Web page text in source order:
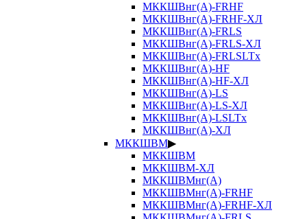
МККШВнг(А)-FRHF
МККШВнг(А)-FRHF-ХЛ
МККШВнг(А)-FRLS
МККШВнг(А)-FRLS-ХЛ
МККШВнг(А)-FRLSLTx
МККШВнг(А)-HF
МККШВнг(А)-HF-ХЛ
МККШВнг(А)-LS
МККШВнг(А)-LS-ХЛ
МККШВнг(А)-LSLTx
МККШВнг(А)-ХЛ
МККШВМ▶
МККШВМ
МККШВМ-ХЛ
МККШВМнг(А)
МККШВМнг(А)-FRHF
МККШВМнг(А)-FRHF-ХЛ